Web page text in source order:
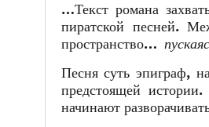
…Текст романа
пиратской песней.
пространство…
Песня суть эпиграф,
предстоящей
начинают